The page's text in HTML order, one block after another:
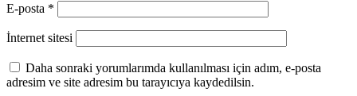
E-posta *
İnternet sitesi
Daha sonraki yorumlarımda kullanılması için adım, e-posta
adresim ve site adresim bu tarayıcıya kaydedilsin.